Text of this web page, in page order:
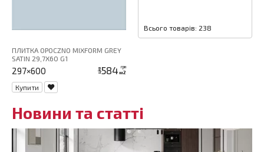
ПЛИТКА OPOCZNO MIXFORM GREY
SATIN 29,7X60 G1
297×600 ціна584 грн
м2
Купити
Всього товарів: 238
Новини та статті